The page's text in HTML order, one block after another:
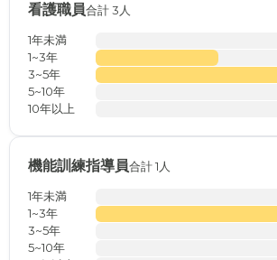
看護職員合計 3人
1年未満
1~3年
3~5年
5~10年
10年以上
機能訓練指導員合計 1人
1年未満
1~3年
3~5年
5~10年